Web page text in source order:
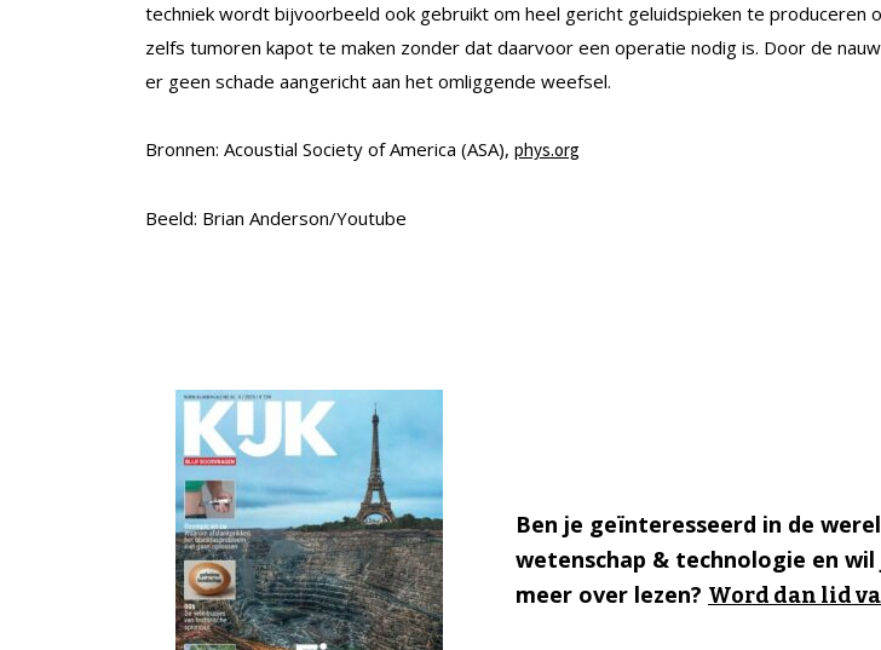
techniek wordt bijvoorbeeld ook gebruikt om heel gericht geluidspieken te produceren
zelfs tumoren kapot te maken zonder dat daarvoor een operatie nodig is. Door de
er geen schade aangericht aan het omliggende weefsel.
Bronnen: Acoustial Society of America (ASA), phys.org
Beeld: Brian Anderson/Youtube
Ben je geïnteresseerd in de
wetenschap & technologie en
meer over lezen? Word dan lid